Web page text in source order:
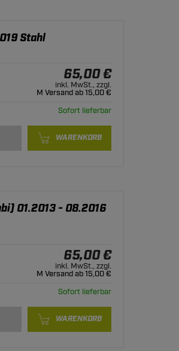
Stahl
65,00 €
inkl. MwSt., zzgl.
M Versand ab 15,00 €
Sofort lieferbar
WARENKORB
01.2013 - 08.2016
65,00 €
inkl. MwSt., zzgl.
M Versand ab 15,00 €
Sofort lieferbar
WARENKORB